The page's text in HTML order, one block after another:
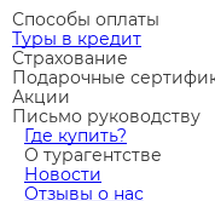
Способы оплаты
Туры в кредит
Страхование
Подарочные
Акции
Письмо руководству
Где купить?
О турагентстве
Новости
Отзывы о нас